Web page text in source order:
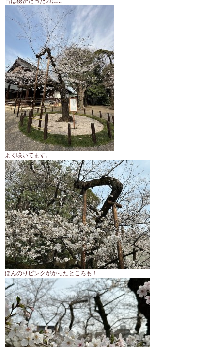
よく咲いてます。
ほんのりピンクがかったところも！